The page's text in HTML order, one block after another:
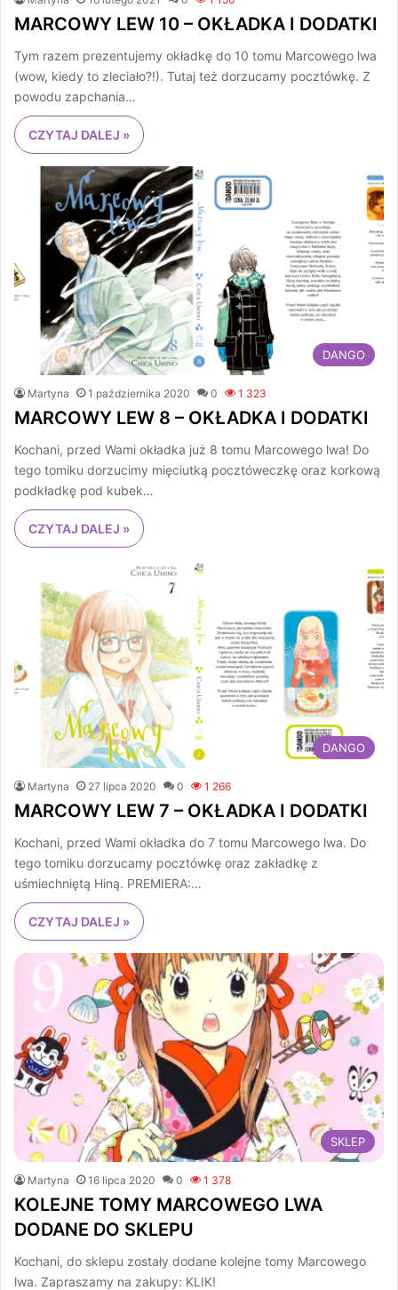
MARCOWY LEW 10 – OKŁADKA I DODATKI
Tym razem prezentujemy okładkę do 10 tomu Marcowego lwa
(wow, kiedy to zleciało?!). Tutaj też dorzucamy pocztówkę. Z
powodu zapchania…
CZYTAJ DALEJ »
DANGO
Martyna 1 października 2020 0 1 323
MARCOWY LEW 8 – OKŁADKA I DODATKI
Kochani, przed Wami okładka już 8 tomu Marcowego lwa! Do
tego tomiku dorzucimy mięciutką pocztóweczkę oraz korkową
podkładkę pod kubek…
CZYTAJ DALEJ »
DANGO
Martyna 27 lipca 2020 0 1 266
MARCOWY LEW 7 – OKŁADKA I DODATKI
Kochani, przed Wami okładka do 7 tomu Marcowego lwa. Do
tego tomiku dorzucamy pocztówkę oraz zakładkę z
uśmiechniętą Hiną. PREMIERA:…
CZYTAJ DALEJ »
SKLEP
Martyna 16 lipca 2020 0 1 378
KOLEJNE TOMY MARCOWEGO LWA
DODANE DO SKLEPU
Kochani, do sklepu zostały dodane kolejne tomy Marcowego
lwa. Zapraszamy na zakupy: KLIK!